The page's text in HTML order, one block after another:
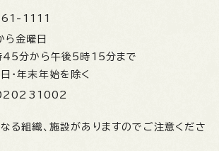
1111
ら金曜日
45分から午後5時15分まで
・年末年始を除く
る組織、施設がありますのでご注意くださ